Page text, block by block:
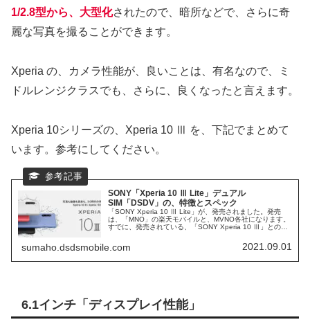
1/2.8型から、大型化されたので、暗所などで、さらに奇
麗な写真を撮ることができます。
Xperia の、カメラ性能が、良いことは、有名なので、ミ
ドルレンジクラスでも、さらに、良くなったと言えます。
Xperia 10シリーズの、Xperia 10 Ⅲ を、下記でまとめて
います。参考にしてください。
SONY「Xperia 10 Ⅲ Lite」デュアル
SIM「DSDV」の、特徴とスペック
「SONY Xperia 10 Ⅲ Lite」が、発売されました。発売
は、「MNO」の楽天モバイルと、MVNO各社になります。
すでに、発売されている、「SONY Xperia 10 Ⅲ」との違
ル」が、発売記念特価セールを実施中です。
sumaho.dsdsmobile.com 2021.09.01
6.1インチ「ディスプレイ性能」